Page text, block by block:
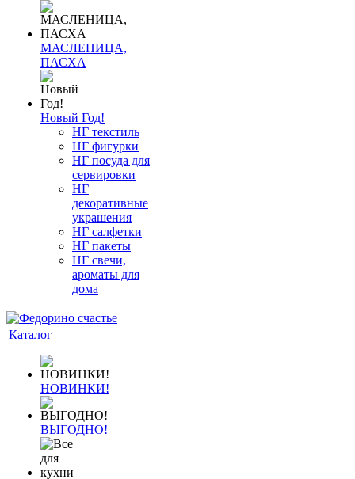
МАСЛЕНИЦА,
ПАСХА
Новый Год!
НГ текстиль
НГ фигурки
НГ посуда для
сервировки
НГ
декоративные
украшения
НГ салфетки
НГ пакеты
НГ свечи,
ароматы для
дома
Каталог
НОВИНКИ!
ВЫГОДНО!